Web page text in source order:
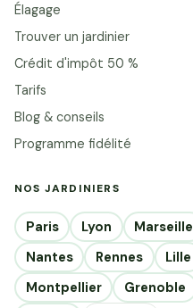
Élagage
Trouver un jardinier
Crédit d'impôt 50 %
Tarifs
Blog & conseils
Programme fidélité
NOS JARDINIERS
Paris Lyon Marseille
Nantes
Rennes Lille
Montpellier
Grenoble